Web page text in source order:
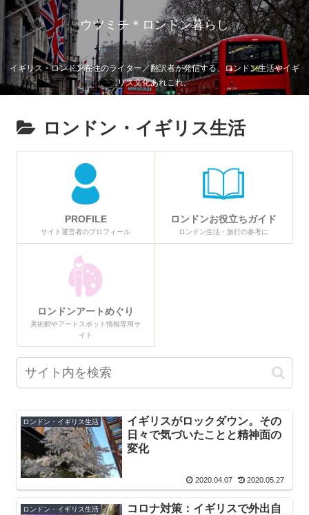
ウツミチ＊ロンドン暮らし
イギリス・ロンドン在住のライター／翻訳者が発信する、ロンドン生活やイギ
リス文化あれこれ。
ロンドン・イギリス生活
PROFILE
サイト運営者のプロフィール
ロンドンお役立ちガイド
ロンドン生活・旅行の参考に
ロンドンアートめぐり
美術館やアートスポット情報専用サ
イト
ロンドン・イギリス生活
イギリスがロックダウン。その
日々で気づいたことと精神面の
変化
2020.04.07 2020.05.27
ロンドン・イギリス生活
コロナ対策：イギリスで外出自